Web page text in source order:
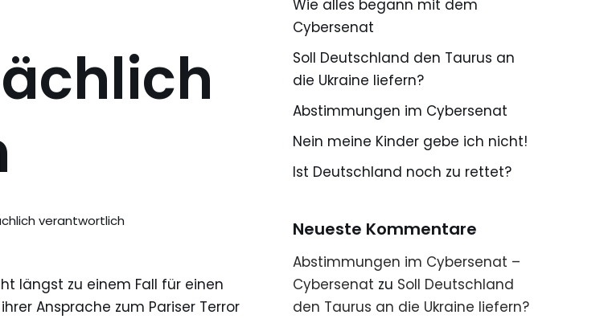
verantwortlich
längst zu einem Fall für einen
Ansprache zum Pariser Terror
Wie alles begann mit dem
Cybersenat
Soll Deutschland den Taurus an
die Ukraine liefern?
Abstimmungen im Cybersenat
Nein meine Kinder gebe ich nicht!
Ist Deutschland noch zu rettet?
Neueste Kommentare
Abstimmungen im Cybersenat –
Cybersenat zu Soll Deutschland
den Taurus an die Ukraine liefern?